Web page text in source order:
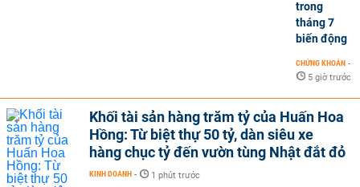
trong
tháng 7
biến động
CHỨNG KHOÁN -
5 giờ trước
Khối tài sản hàng trăm tỷ của Huấn Hoa
Hồng: Từ biệt thự 50 tỷ, dàn siêu xe
hàng chục tỷ đến vườn tùng Nhật đắt đỏ
KINH DOANH - 1 phút trước